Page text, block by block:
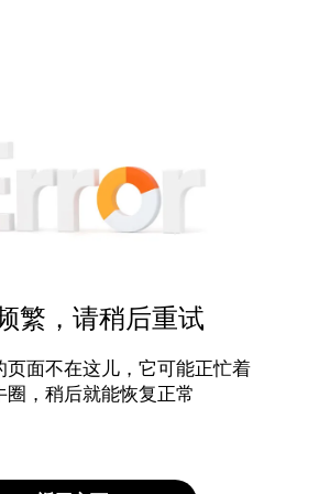
繁，请稍后重试
页面不在这儿，它可能正忙着
圈，稍后就能恢复正常